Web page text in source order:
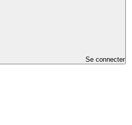
Se connecter